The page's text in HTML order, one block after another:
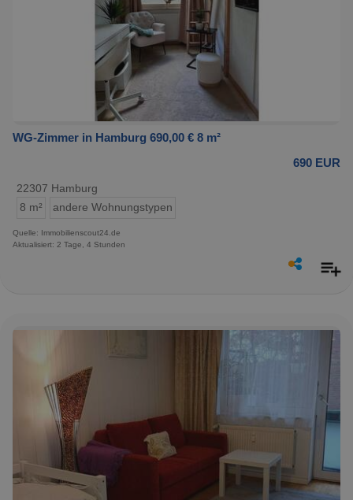
WG-Zimmer in Hamburg 690,00 € 8 m²
690 EUR
22307 Hamburg
8 m²
andere Wohnungstypen
Quelle: Immobilienscout24.de
Aktualisiert: 2 Tage, 4 Stunden